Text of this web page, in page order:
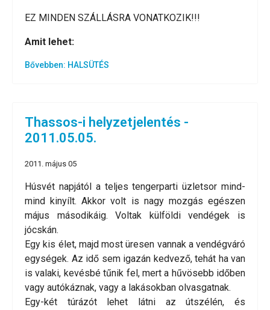
EZ MINDEN SZÁLLÁSRA VONATKOZIK!!!
Amit lehet:
Bővebben: HALSÜTÉS
Thassos-i helyzetjelentés -
2011.05.05.
2011. május 05
Húsvét napjától a teljes tengerparti üzletsor mind-
mind kinyílt. Akkor volt is nagy mozgás egészen
május másodikáig. Voltak külföldi vendégek is
jócskán.
Egy kis élet, majd most üresen vannak a vendégváró
egységek. Az idő sem igazán kedvező, tehát ha van
is valaki, kevésbé tűnik fel, mert a hűvösebb időben
vagy autókáznak, vagy a lakásokban olvasgatnak.
Egy-két túrázót lehet látni az útszélén, és